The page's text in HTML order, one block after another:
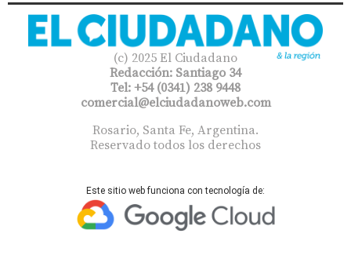
(c) 2025 El Ciudadano
Redacción: Santiago 34
Tel: +54 (0341) 238 9448
comercial@elciudadanoweb.com​
Rosario, Santa Fe, Argentina.
Reservado todos los derechos
Este sitio web funciona con tecnología de: